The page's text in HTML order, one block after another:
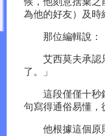
為他的好友）及時
那位編輯說：「
艾西莫夫承認只
了。」
這段僅僅十秒鐘
句寫得通俗易懂，
他根據這個原則